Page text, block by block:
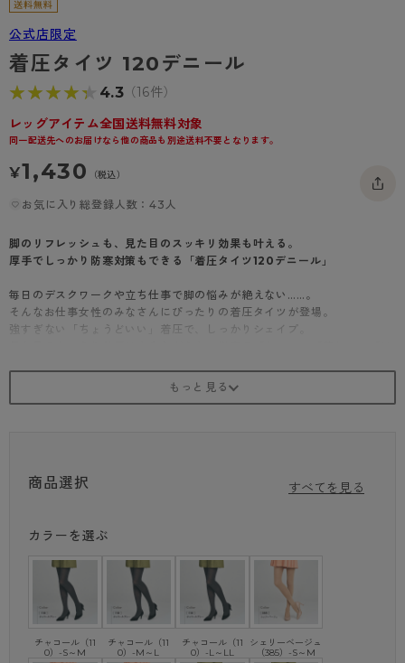
- 柄タイツ
- ひざ下丈タイツ
- 着圧タイツ
ソックス・靴下
肌着・インナー
- 長袖（七分袖以上）
- タンクトップ
雑貨・小物
BT
スクールタイム
みんなの、みんなの。
CLINICAL
ハイジュニ
配送方法について
返品・交換について
お問い合わせについて
公式店限定
着圧タイツ 120デニール
★★★★★
★★★★★ 4.3（16件）
レッグアイテム全国送料無料対象
同一配送先へのお届けなら他の商品も別途送料不要となります。
¥1,430 （税込）
お気に入り総登録人数：43人
脚のリフレッシュも、見た目のスッキリ効果も叶える。
厚手でしっかり防寒対策もできる「着圧タイツ120デニール」
毎日のデスクワークや立ち仕事で脚の悩みが絶えない……。
そんなお仕事女性のみなさんにぴったりの着圧タイツが登場。
強すぎない「ちょうどいい」着圧で、しっかりシェイプ。
よく伸びて、なめらかな肌ざわりで、毎日はきたくなる心地よさを実現し
「9hPa」でラインをキープし、足首部分「12hPa」でしっかり引き締め
の時にもおすすめです。
［商品特徴②］
しっかり引き締めるのに、よく伸びて脚にフィット
繊維の数が多く、きめ細やかな「MAFFIN糸」を使用することで、ごわつ
きのない、なめらかな肌ざわりに。
また独自の編み方設計でよく伸びて、脚にしっかりフィット。
商品選択 すべてを見る
カラーを選ぶ
チャコール（11
0）-S～M
チャコール（11
0）-M～L
チャコール（11
0）-L～LL
シェリーベージュ
（385）-S～M